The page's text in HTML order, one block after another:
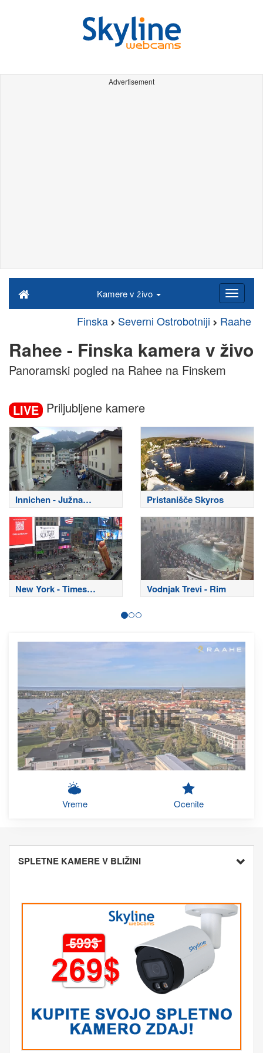
Advertisement
Kamere v živo
Finska Severni Ostrobotniji Raahe
Rahee - Finska kamera v živo
Panoramski pogled na Rahee na Finskem
LIVE Priljubljene kamere
Innichen - Južna
Tirolska
Pristanišče Skyros
New York - Times
Square
Vodnjak Trevi - Rim
OFFLINE
Vreme Ocenite
SPLETNE KAMERE V BLIŽINI